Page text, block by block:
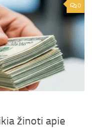
0
žinoti apie